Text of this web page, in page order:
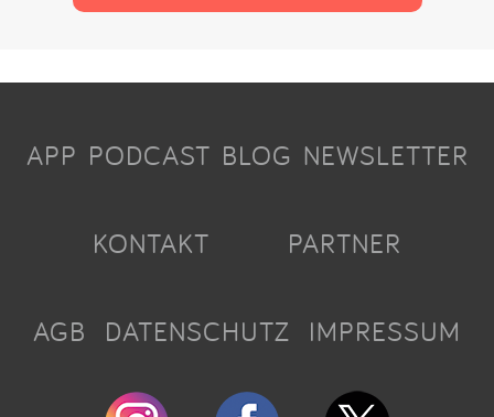
APP PODCAST BLOG NEWSLETTER
KONTAKT PARTNER
AGB DATENSCHUTZ IMPRESSUM